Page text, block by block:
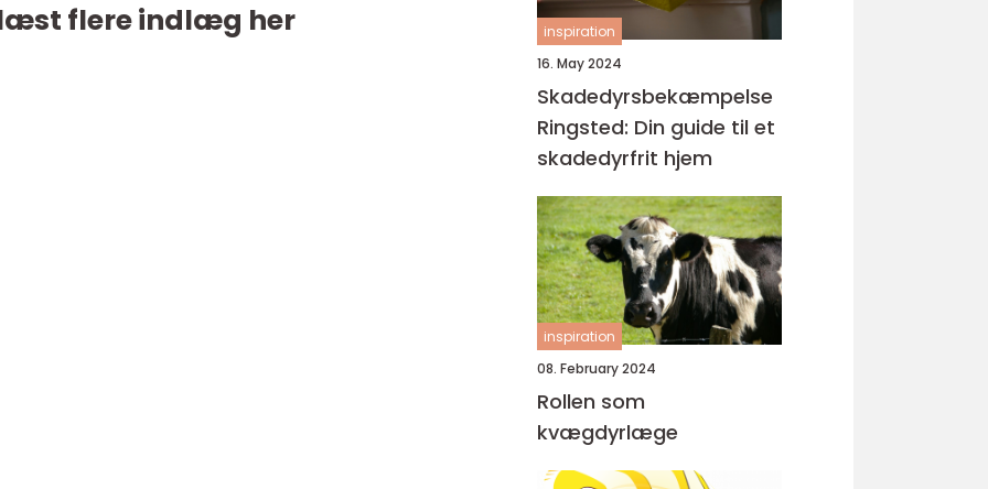
flere indlæg her
inspiration
16. May 2024
Skadedyrsbekæmpelse
Ringsted: Din guide til et
skadedyrfrit hjem
inspiration
08. February 2024
Rollen som
kvægdyrlæge